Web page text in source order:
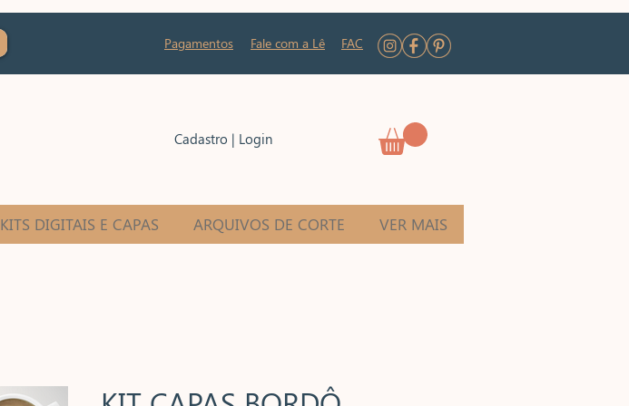
Pagamentos Fale com a Lê FAC
Cadastro | Login
KITS DIGITAIS E CAPAS ARQUIVOS DE CORTE VER MAIS